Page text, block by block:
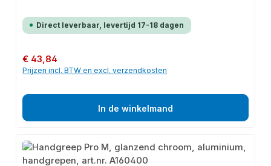
Direct leverbaar, levertijd 17-18 dagen
Normale prijs:
€ 43,84
Prijzen incl. BTW en excl. verzendkosten
In de winkelmand